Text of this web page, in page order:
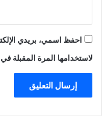
احفظ اسمي، بريدي
لاستخدامها المرة المقبلة